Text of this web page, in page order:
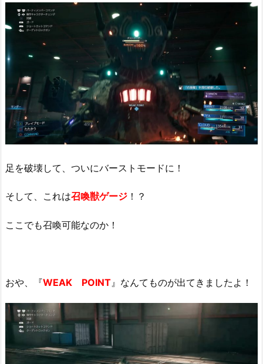
足を破壊して、ついにバーストモードに！
そして、これは召喚獣ゲージ ！？
ここでも召喚可能なのか！
おや、『WEAK POINT 』なんてものが出てきましたよ！